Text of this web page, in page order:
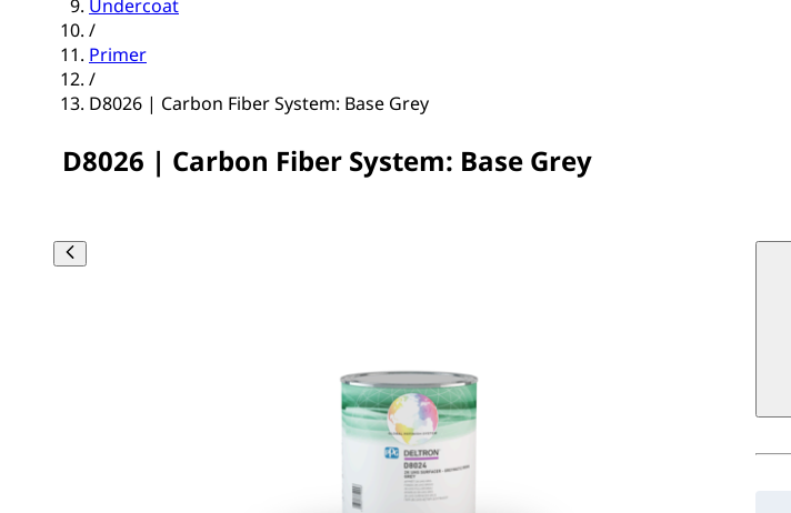
Undercoat
/
Primer
/
D8026 | Carbon Fiber System: Base Grey
D8026 | Carbon Fiber System: Base Grey